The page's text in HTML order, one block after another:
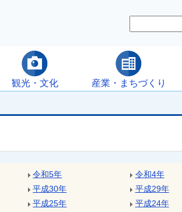
観光・文化 産業・まちづくり
令和5年
令和4年
平成30年
平成29年
平成25年
平成24年